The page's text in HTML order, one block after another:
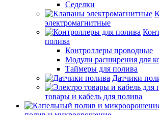
Седелки
электромагнитные
полива
Контроллеры проводные
Модули расширения для
Таймеры для полива
Датчики
товары и кабель для полива